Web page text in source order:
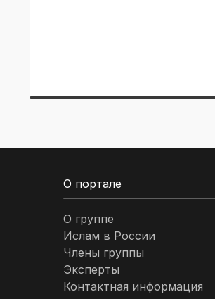
О портале
О группе
Ислам в России
Члены группы
Эксперты
Контактная информация